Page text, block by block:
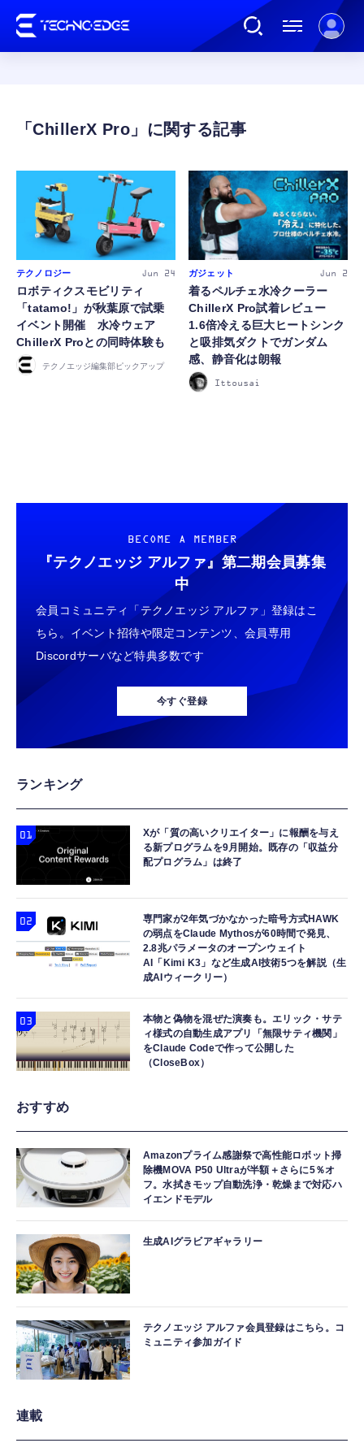
ガジェット
ゲーム
カルチャー
公式ストア
ChillerX Pro
テクノロジー Jun 24
ロボティクスモビリティ
「tatamo!」が秋葉原で試乗
イベント開催 水冷ウェア
ChillerX Proとの同時体験も
テクノエッジ編集部ピックアップ
ガジェット Jun 2
着るペルチェ水冷クーラー
ChillerX Pro試着レビュー
1.6倍冷える巨大ヒートシンク
と吸排気ダクトでガンダム
感、静音化は朗報
Ittousai
BECOME A MEMBER
『テクノエッジ アルファ』 第二期会員募集
中
会員コミュニティ「テクノエッジ アルファ」登録はこ
ちら。イベント招待や限定コンテンツ、会員専用
Discordサーバなど特典多数です
今すぐ登録
ランキング
Xが「質の高いクリエイター」に報酬を与え
る新プログラムを9月開始。既存の「収益分
配プログラム」は終了
専門家が2年気づかなかった暗号方式HAWK
の弱点をClaude Mythosが60時間で発見、
2.8兆パラメータのオープンウェイト
AI「Kimi K3」など生成AI技術5つを解説（生
成AIウィークリー）
本物と偽物を混ぜた演奏も。エリック・サテ
ィ様式の自動生成アプリ「無限サティ機関」
をClaude Codeで作って公開した
（CloseBox）
おすすめ
Amazonプライム感謝祭で高性能ロボット掃
除機MOVA P50 Ultraが半額＋さらに5％オ
フ。水拭きモップ自動洗浄・乾燥まで対応ハ
イエンドモデル
生成AIグラビアギャラリー
テクノエッジ アルファ会員登録はこちら。コ
ミュニティ参加ガイド
連載